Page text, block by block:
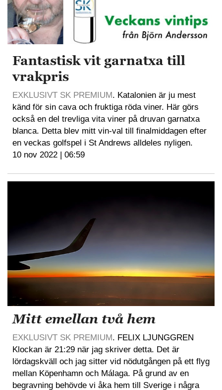
Fantastisk vit garnatxa till
vrakpris
EXKLUSIVT SK PREMIUM. Katalonien är ju mest
känd för sin cava och fruktiga röda viner. Här görs
också en del trevliga vita viner på druvan garnatxa
blanca. Detta blev mitt vin-val till finalmiddagen efter
en veckas golfspel i St Andrews alldeles nyligen.
10 nov 2022 | 06:59
Mitt emellan två hem
EXKLUSIVT SK PREMIUM. FELIX LJUNGGREN
Klockan är 21:29 när jag skriver detta. Det är
lördagskväll och jag sitter vid nödutgången på ett flyg
mellan Köpenhamn och Málaga. På grund av en
begravning behövde vi åka hem till Sverige i några